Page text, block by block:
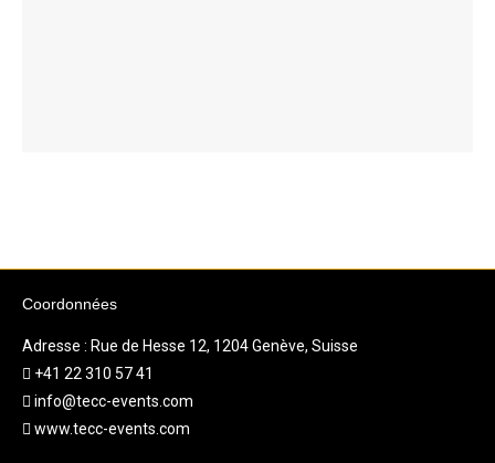
Coordonnées
Adresse : Rue de Hesse 12, 1204 Genève, Suisse
+41 22 310 57 41
info@tecc-events.com
www.tecc-events.com